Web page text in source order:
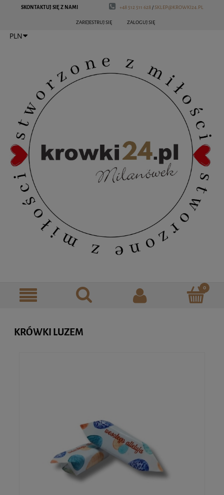
SKONTAKTUJ SIĘ Z NAMI +48 512 511 628/SKLEP@KROWKI24.PL
ZAREJESTRUJ SIĘ ZALOGUJ SIĘ
KRÓWKI LUZEM